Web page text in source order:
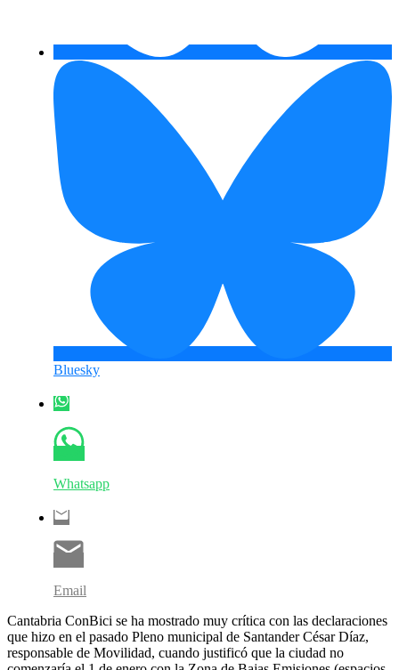
Bluesky
Whatsapp
Email
Cantabria ConBici se ha mostrado muy crítica con las declaraciones
que hizo en el pasado Pleno municipal de Santander César Díaz,
responsable de Movilidad, cuando justificó que la ciudad no